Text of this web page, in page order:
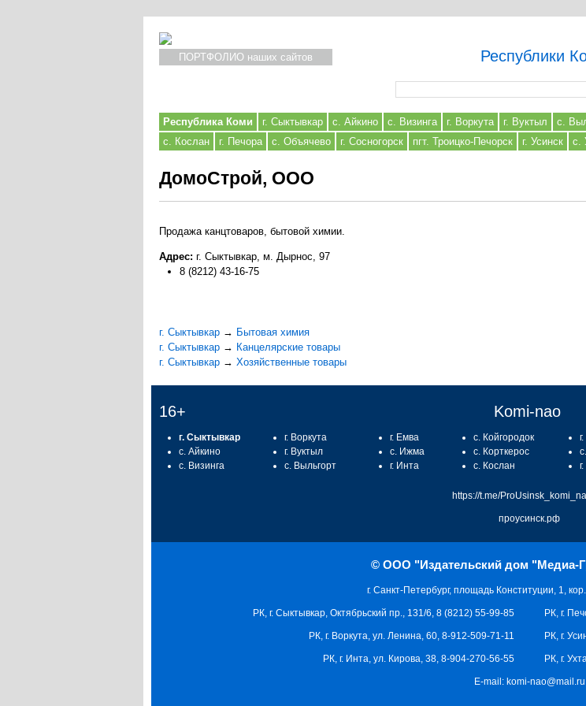
ПОРТФОЛИО наших сайтов
Республики
Республика Коми г. Сыктывкар с. Айкино с. Визинга г. Воркута г. Вуктыл с.
с. Кослан
г. Печора с. Объячево г. Сосногорск пгт. Троицко-Печорск г. Усинск с.
ДомоСтрой, ООО
Продажа канцтоваров, бытовой химии.
Адрес: г. Сыктывкар, м. Дырнос, 97
8 (8212) 43-16-75
г. Сыктывкар → Бытовая химия
г. Сыктывкар → Канцелярские товары
г. Сыктывкар → Хозяйственные товары
16+ Komi-nao
г. Сыктывкар
с. Айкино
с. Визинга
г. Воркута
г. Вуктыл
с. Выльгорт
г. Емва
с. Ижма
г. Инта
с. Койгородок
с. Корткерос
с. Кослан
https://t.me/
проусинск.рф
© ООО "Издательский дом "Медиа-
г. Санкт-Петербург, площадь Конституции, 1,
РК, г.
РК, г.
РК, г.
РК, г. Сыктывкар, Октябрьский пр., 131/6, 8 (8212) 55-99-85
РК, г. Воркута, ул. Ленина, 60, 8-912-509-71-11
РК, г. Инта, ул. Кирова, 38, 8-904-270-56-55
E-mail: komi-nao@mail.ru